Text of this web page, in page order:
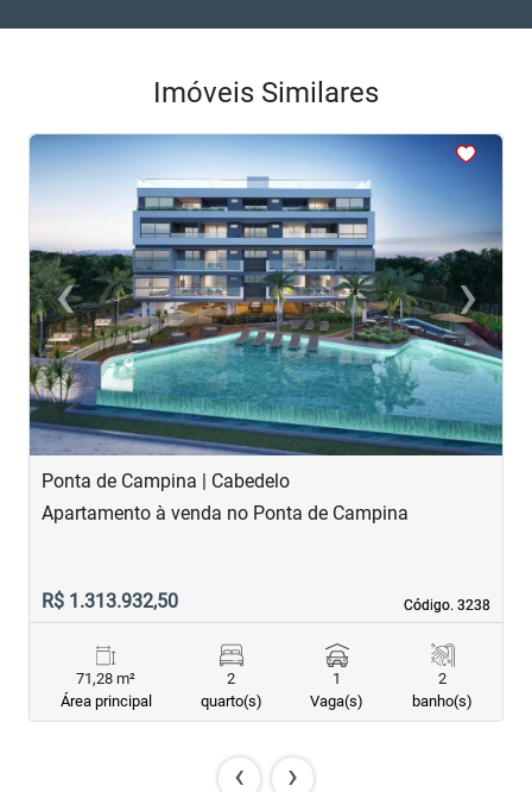
Imóveis Similares
<<<<
‹Previous ›Next
Ponta de Campina | Cabedelo
Código. 3238
Código. 3238
Apartamento à venda no Ponta de Campina
R$ 1.313.932,50
71,28 m²
Área principal
2
quarto(s)
1
Vaga(s)
2
banho(s)
‹ ›